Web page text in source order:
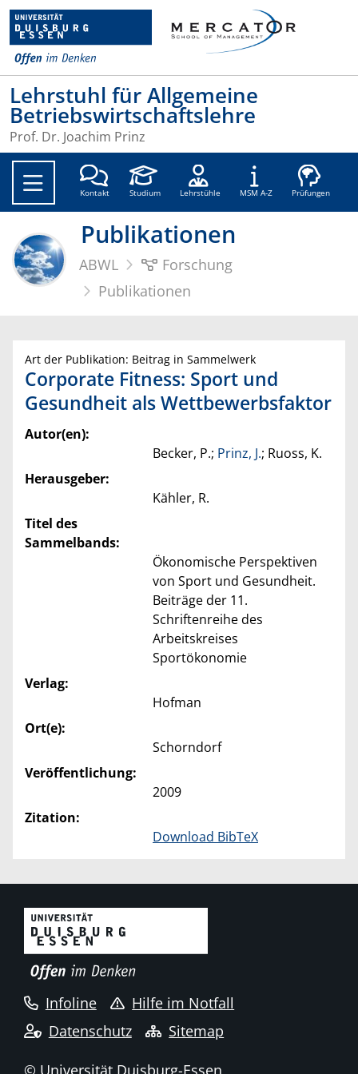
Lehrstuhl für Allgemeine
Betriebswirtschaftslehre
Prof. Dr. Joachim Prinz
Kontakt Studium Lehrstühle MSM A-Z Prüfungen
Publikationen
ABWL
Forschung
Publikationen
Art der Publikation: Beitrag in Sammelwerk
Corporate Fitness: Sport und
Gesundheit als Wettbewerbsfaktor
Autor(en):
Becker, P.; Prinz, J.; Ruoss, K.
Herausgeber:
Kähler, R.
Titel des
Sammelbands:
Ökonomische Perspektiven
von Sport und Gesundheit.
Beiträge der 11.
Schriftenreihe des
Arbeitskreises
Sportökonomie
Verlag:
Hofman
Ort(e):
Schorndorf
Veröffentlichung:
2009
Zitation:
Download BibTeX
Infoline
Hilfe im Notfall
Datenschutz
Sitemap